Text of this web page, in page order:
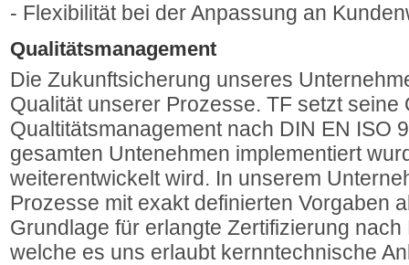
- Flexibilität bei der Anpassung an
Qualitätsmanagement
Die Zukunftsicherung unseres
Qualität unserer Prozesse. TF setzt seine
Qualtitätsmanagement nach DIN EN ISO
gesamten Untenehmen implementiert
weiterentwickelt wird. In unserem
Prozesse mit exakt definierten Vorgaben
Grundlage für erlangte Zertifizierung nach
welche es uns erlaubt kernntechnische